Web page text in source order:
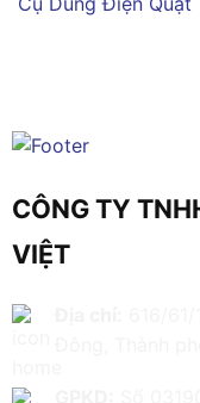
CÔNG TY
VIỆT